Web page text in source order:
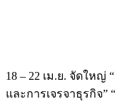
18 – 22 เม.ย. จัดให
และการเจรจาธุรกิจ”